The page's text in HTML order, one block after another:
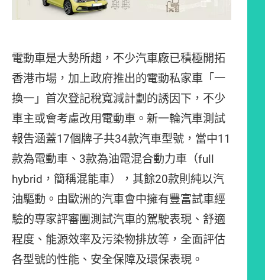
電動車是大勢所趨，不少汽車廠已積極開拓
香港市場，加上政府推出的電動私家車「一
換一」首次登記稅寬減計劃的誘因下，不少
車主或會考慮改用電動車。新一輪汽車測試
報告涵蓋17個牌子共34款汽車型號，當中11
款為電動車、3款為油電混合動力車（full
hybrid，簡稱混能車），其餘20款則純以汽
油驅動。由歐洲的汽車會中擁有豐富試車經
驗的專家評審團測試汽車的駕駛表現、舒適
程度、能源效率及污染物排放等，全面評估
各型號的性能、安全保障及環保表現。